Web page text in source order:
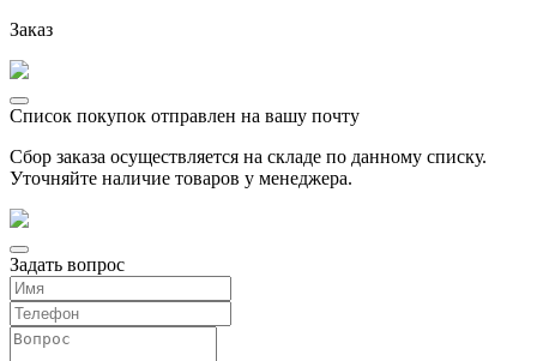
Заказ
Список покупок отправлен на вашу почту
Сбор заказа осуществляется на складе по данному списку.
Уточняйте наличие товаров у менеджера.
Задать вопрос